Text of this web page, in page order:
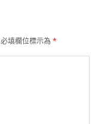
必填欄位標示為*